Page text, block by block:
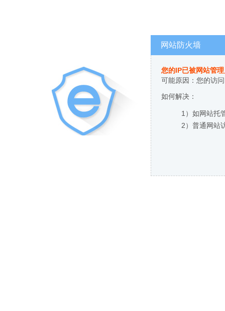
网站防火墙
您的IP已被网站管
可能原因：您的访
如何解决：
1）如网站托
2）普通网站